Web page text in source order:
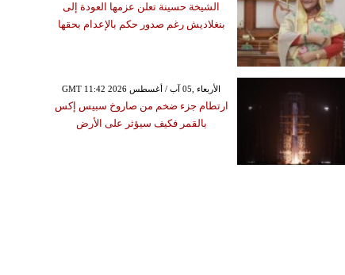
الشيخة حسينة تعلن عزمها العودة إلى
بنغلاديش رغم صدور حكم بالإعدام بحقها
GMT 11:42 2026 الأربعاء ,05 آب / أغسطس
ارتطام جزء ضخم من صاروخ سبيس إكس
بالقمر فكيف سيؤثر على الأرض